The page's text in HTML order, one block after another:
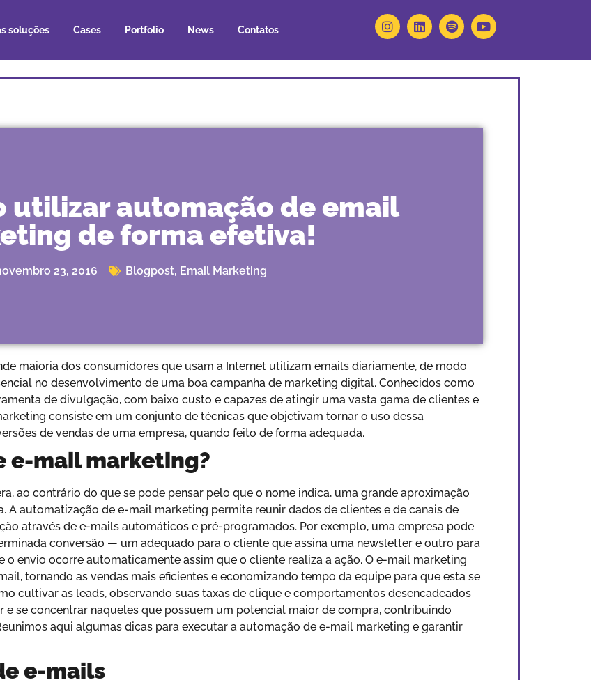
soluções Cases Portfolio News Contatos
utilizar automação de email
de forma efetiva!
23, 2016 Blogpost, Email Marketing
maioria dos consumidores que usam a Internet utilizam emails diariamente, de modo
no desenvolvimento de uma boa campanha de marketing digital. Conhecidos como
de divulgação, com baixo custo e capazes de atingir uma vasta gama de clientes e
consiste em um conjunto de técnicas que objetivam tornar o uso dessa
de vendas de uma empresa, quando feito de forma adequada.
e-mail marketing?
ao contrário do que se pode pensar pelo que o nome indica, uma grande aproximação
A automatização de e-mail marketing permite reunir dados de clientes e de canais de
através de e-mails automáticos e pré-programados. Por exemplo, uma empresa pode
conversão — um adequado para o cliente que assina uma newsletter e outro para
envio ocorre automaticamente assim que o cliente realiza a ação. O e-mail marketing
tornando as vendas mais eficientes e economizando tempo da equipe para que esta se
cultivar as leads, observando suas taxas de clique e comportamentos desencadeados
se concentrar naqueles que possuem um potencial maior de compra, contribuindo
aqui algumas dicas para executar a automação de e-mail marketing e garantir
e-mails